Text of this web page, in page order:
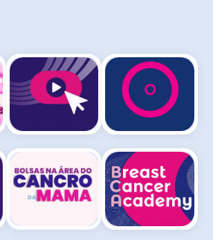
PORTAL JORNADAS
BOLSAS DE ESTUDO
BREAST C.